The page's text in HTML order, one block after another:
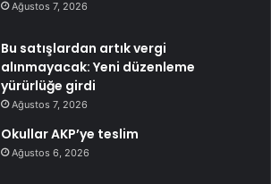
Ağustos 7, 2026
Bu satışlardan artık vergi
alınmayacak: Yeni düzenleme
yürürlüğe girdi
Ağustos 7, 2026
Okullar AKP’ye teslim
Ağustos 6, 2026